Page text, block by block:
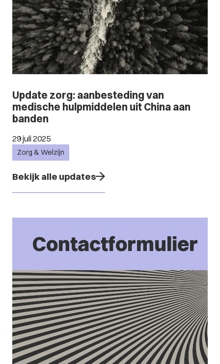
Update zorg: aanbesteding van
medische hulpmiddelen uit China aan
banden
29 juli 2025
Zorg & Welzijn
Bekijk alle updates
Contactformulier